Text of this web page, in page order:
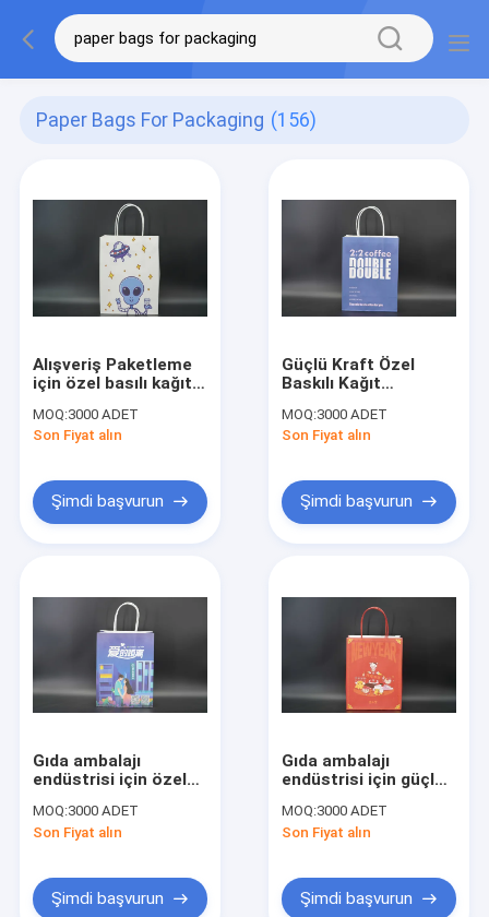
Paper Bags For Packaging (156)
Alışveriş Paketleme
için özel basılı kağıt
dönüştürülebilir
kullanım
MOQ:3000 ADET
Son Fiyat alın
Şimdi başvurun
Güçlü Kraft Özel
Baskılı Kağıt
Alışverişi için Ekolojik
MOQ:3000 ADET
Son Fiyat alın
Şimdi başvurun
Gıda ambalajı
endüstrisi için özel
FSC
MOQ:3000 ADET
Son Fiyat alın
Şimdi başvurun
Gıda ambalajı
endüstrisi için güçlü
kağıt poşetleri
MOQ:3000 ADET
Son Fiyat alın
Şimdi başvurun